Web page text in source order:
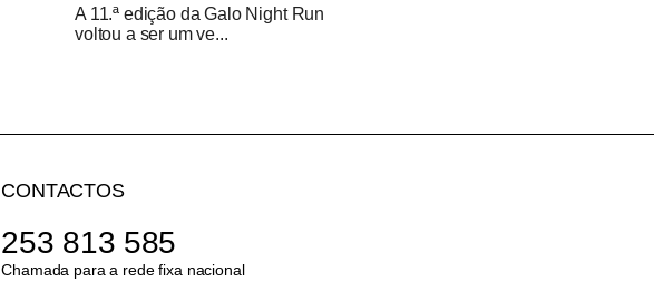
A 11.ª edição da Galo Night Run
voltou a ser um ve...
CONTACTOS
253 813 585
Chamada para a rede fixa nacional